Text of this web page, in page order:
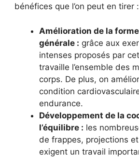
bénéfices que l’on peut en tirer :
Amélioration de la
générale : grâce aux
intenses proposés par
travaille l’ensemble des
corps. De plus, on
condition
endurance.
Développement de la
l’équilibre : les
de frappes, projections
exigent un travail